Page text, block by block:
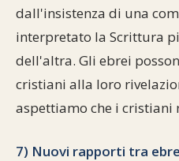
dall'insistenza di una
interpretato la Scrittura
dell'altra. Gli ebrei
cristiani alla loro
aspettiamo che i cristiani
7) Nuovi rapporti tra